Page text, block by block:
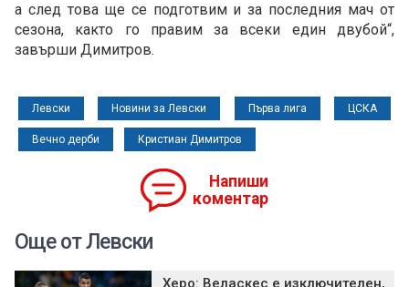
а след това ще се подготвим и за последния мач от
сезона, както го правим за всеки един двубой“,
завърши Димитров.
Левски Новини за Левски Първа лига ЦСКА
Вечно дерби Кристиан Димитров
Напиши
коментар
Още от Левски
Херо: Веласкес е изключителен,